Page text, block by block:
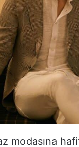
modasına